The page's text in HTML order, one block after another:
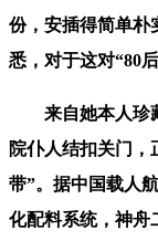
份，安插得简单朴
悉，对于这对“80
来自她本人珍藏
院仆人结扣关门，
带”。据中国载人
化配料系统，神舟